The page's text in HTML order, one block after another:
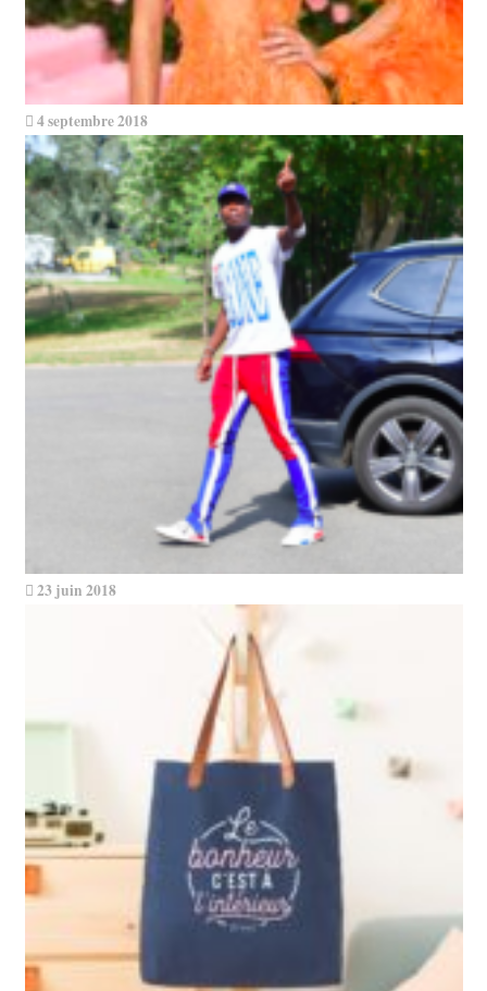
4 septembre 2018
23 juin 2018